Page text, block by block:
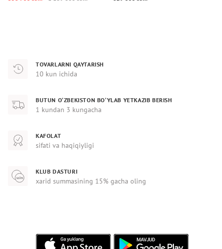
TOVARLARNI QAYTARISH
10 kun ichida
BUTUN O‘ZBEKISTON BO‘YLAB YETKAZIB BERISH
1 kundan 3 kungacha
KAFOLAT
sifati va haqiqiyligi
KLUB DASTURI
xarid summasining 15% gacha oling